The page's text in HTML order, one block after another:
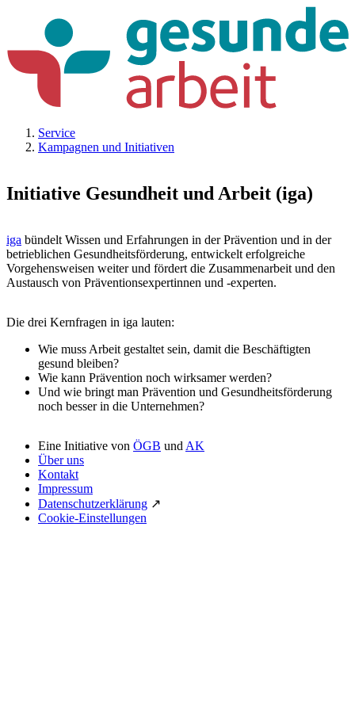
Service
Kampagnen und Initiativen
Initiative Gesundheit und Arbeit (iga)
iga bündelt Wissen und Erfahrungen in der Prävention und in der
betrieblichen Gesundheitsförderung, entwickelt erfolgreiche
Vorgehensweisen weiter und fördert die Zusammenarbeit und den
Austausch von Präventionsexpertinnen und -experten.
Die drei Kernfragen in iga lauten:
Wie muss Arbeit gestaltet sein, damit die Beschäftigten
gesund bleiben?
Wie kann Prävention noch wirksamer werden?
Und wie bringt man Prävention und Gesundheitsförderung
noch besser in die Unternehmen?
Eine Initiative von ÖGB und AK
Über uns
Kontakt
Impressum
Datenschutzerklärung ↗
Cookie-Einstellungen